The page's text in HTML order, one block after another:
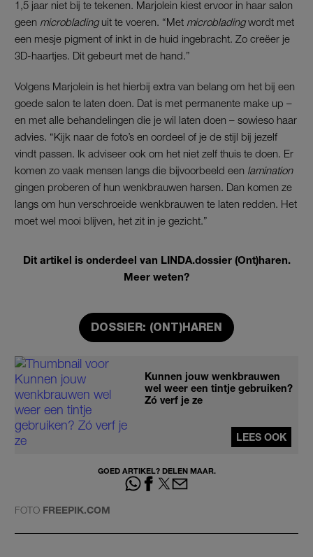
1,5 jaar niet bij te tekenen. Marjolein kiest ervoor in haar salon
geen microbladinguit te voeren. “Met microbladingwordt met
een mesje pigment of inkt in de huid ingebracht. Zo creëer je
3D-haartjes. Dit gebeurt met de hand.”
Volgens Marjolein is het hierbij extra van belang om het bij een
goede salon te laten doen. Dat is met permanente make up –
en met alle behandelingen die je wil laten doen – sowieso haar
advies. “Kijk naar de foto’s en oordeel of je de stijl bij jezelf
vindt passen. Ik adviseer ook om het niet zelf thuis te doen. Er
komen zo vaak mensen langs die bijvoorbeeld een lamination
gingen proberen of hun wenkbrauwen harsen. Dan komen ze
langs om hun verschroeide wenkbrauwen te laten redden. Het
moet wel mooi blijven, het zit in je gezicht.”
Dit artikel is onderdeel van LINDA.dossier (Ont)haren.
Meer weten?
DOSSIER: (ONT)HAREN
Kunnen jouw wenkbrauwen
wel weer een tintje gebruiken?
Zó verf je ze
LEES OOK
GOED ARTIKEL? DELEN MAAR.
FOTO FREEPIK.COM